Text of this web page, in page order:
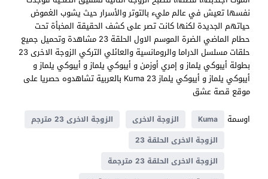
نفسها تعيش في عالم مليء بالتوتر والأسرار حيث يشوب الغموض
حياتهم الجديدة لكنها كانت تصر على كشف الحقيقة المخبأة تحت
حطام الماضي الضرة الموسم الاول الحلقة 23 مشاهدة وتحميل جميع
حلقات مسلسل الدراما والرومانسية والعائلي التركي الزوجة الاخرى 23
بطولة أيبوكي يلماز و إمري أوزمن و أيبوكي يلماز و أيبوكي يلماز و
أيبوكي يلماز و أيبوكي يلماز Kuma 23 بالعربية تشاهدوه حصريا على
موقع قصة عشق
اوسمة
Kuma الزوجة الاخرى
الزوجة الاخرى 23 مترجم
الزوجة الاخرى الحلقة 23
الزوجة الاخرى الحلقة 23 مترجمة